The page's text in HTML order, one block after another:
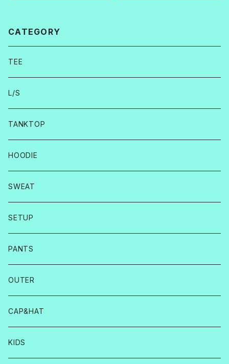
CATEGORY
TEE
L/S
TANKTOP
HOODIE
SWEAT
SETUP
PANTS
OUTER
CAP&HAT
KIDS